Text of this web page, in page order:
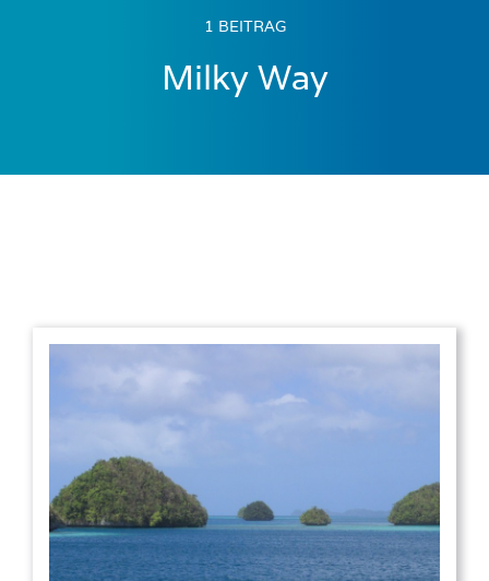
1 BEITRAG
Milky Way